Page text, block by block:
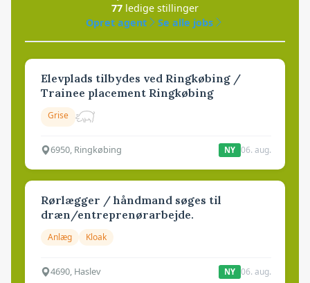
77 ledige stillinger
Opret agent
Se alle jobs
Elevplads tilbydes ved Ringkøbing /
Trainee placement Ringkøbing
Grise
6950, Ringkøbing NY 06. aug.
Rørlægger / håndmand søges til
dræn/entreprenørarbejde.
Anlæg Kloak
4690, Haslev NY 06. aug.